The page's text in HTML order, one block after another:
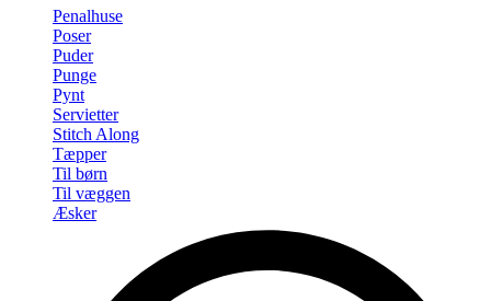
Penalhuse
Poser
Puder
Punge
Pynt
Servietter
Stitch Along
Tæpper
Til børn
Til væggen
Æsker